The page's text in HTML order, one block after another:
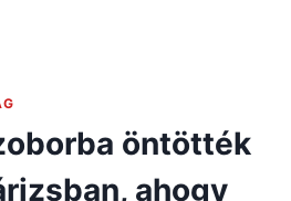
öntötték
ahogy